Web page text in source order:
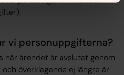
vi personuppgifterna?
när ärendet är avslutat genom
överklagande ej längre är